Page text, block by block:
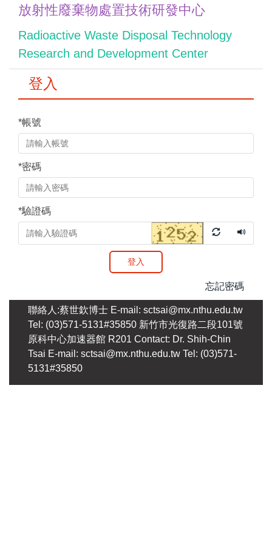
內
放射性廢棄物處置技術研發中心
Radioactive Waste Disposal Technology
Research and Development Center
登入
*帳號
*密碼
*驗證碼
登入
忘記密碼
聯絡人:蔡世欽博士 E-mail: sctsai@mx.nthu.edu.tw
Tel: (03)571-5131#35850 新竹市光復路二段101號
原科中心加速器館 R201 Contact: Dr. Shih-Chin
Tsai E-mail: sctsai@mx.nthu.edu.tw Tel: (03)571-
5131#35850